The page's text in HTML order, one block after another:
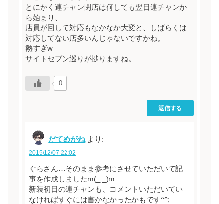
とにかく連チャン閉店は何しても翌日連チャンか
ら始まり、
店員が回して対応もなかなか大変と、しばらくは
対応してない店多いんじゃないですかね。
熱すぎw
サイトセブン巡りが捗りますね。
0
返信する
だてめがね より:
2015/12/07 22:02
ぐらさん…そのまま参考にさせていただいて記
事を作成しましたm(_ _)m
新装初日の連チャンも、コメントいただいてい
なければすぐには書かなかったかもです^^;